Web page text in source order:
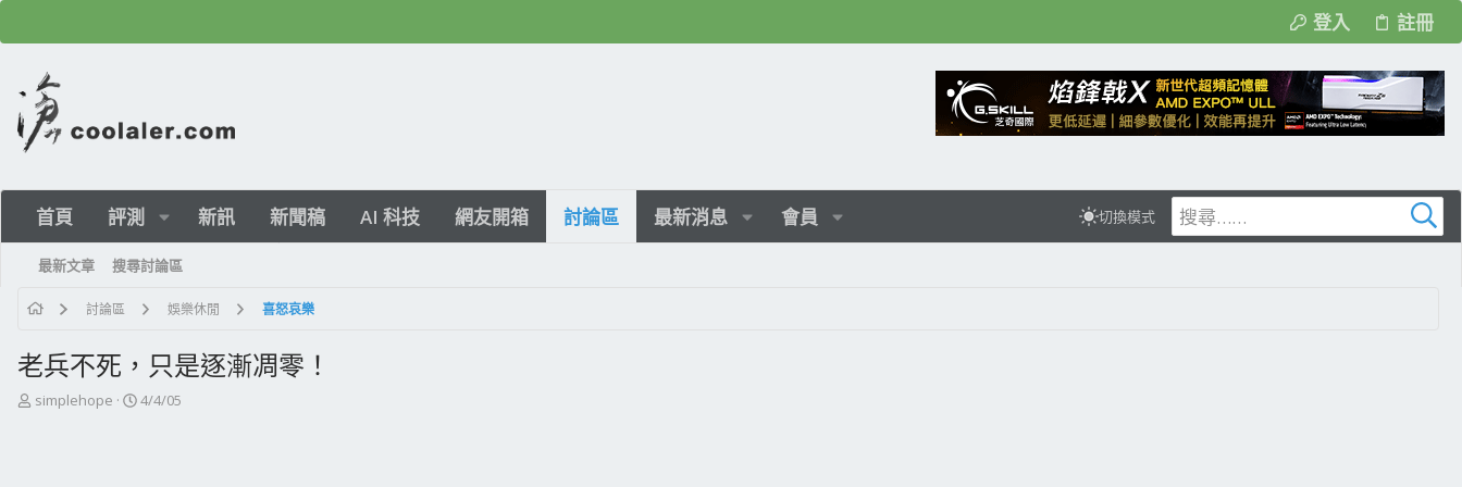
登入 註冊
首頁 評測 新訊 新聞稿 AI 科技 網友開箱 討論區 最新消息 會員 切換模式
最新文章 搜尋討論區
討論區 娛樂休閒 喜怒哀樂
老兵不死，只是逐漸凋零！
主
simplehope
開
4/4/05